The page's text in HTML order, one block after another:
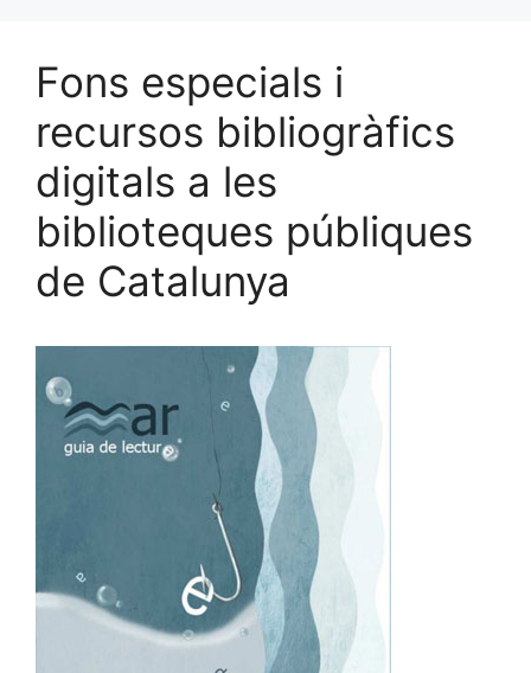
Fons especials i
recursos bibliogràfics
digitals a les
biblioteques públiques
de Catalunya